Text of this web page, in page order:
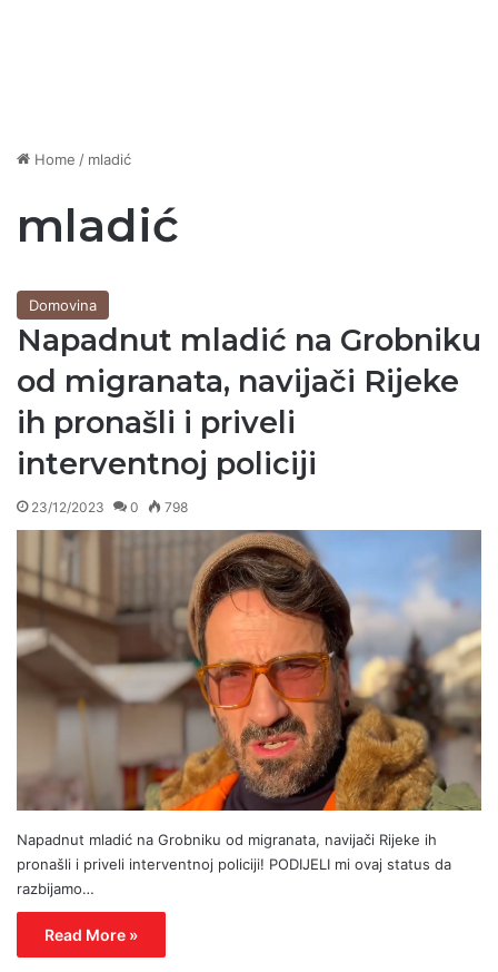
Home / mladić
mladić
Domovina
Napadnut mladić na Grobniku
od migranata, navijači Rijeke
ih pronašli i priveli
interventnoj policiji
23/12/2023 0 798
Napadnut mladić na Grobniku od migranata, navijači Rijeke ih
pronašli i priveli interventnoj policiji! PODIJELI mi ovaj status da
razbijamo…
Read More »